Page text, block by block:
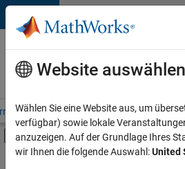
Weiter zum Inhalt
Karriere
bei
MathWorks
– Übersicht Stellensuche
Umschaltung für Off-
Hauptinhalt
Website auswählen
Wählen Sie eine Website aus, um
verfügbar) sowie lokale
anzuzeigen. Auf der Grundlage Ihres
wir Ihnen die folgende Auswahl:United